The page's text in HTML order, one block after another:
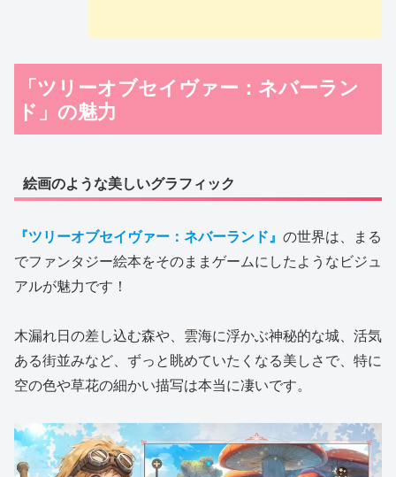
「ツリーオブセイヴァー：ネバーラン
ド」の魅力
絵画のような美しいグラフィック
『ツリーオブセイヴァー：ネバーランド』 の世界は、まる
でファンタジー絵本をそのままゲームにしたようなビジュ
アルが魅力です！
木漏れ日の差し込む森や、雲海に浮かぶ神秘的な城、活気
ある街並みなど、ずっと眺めていたくなる美しさで、特に
空の色や草花の細かい描写は本当に凄いです。